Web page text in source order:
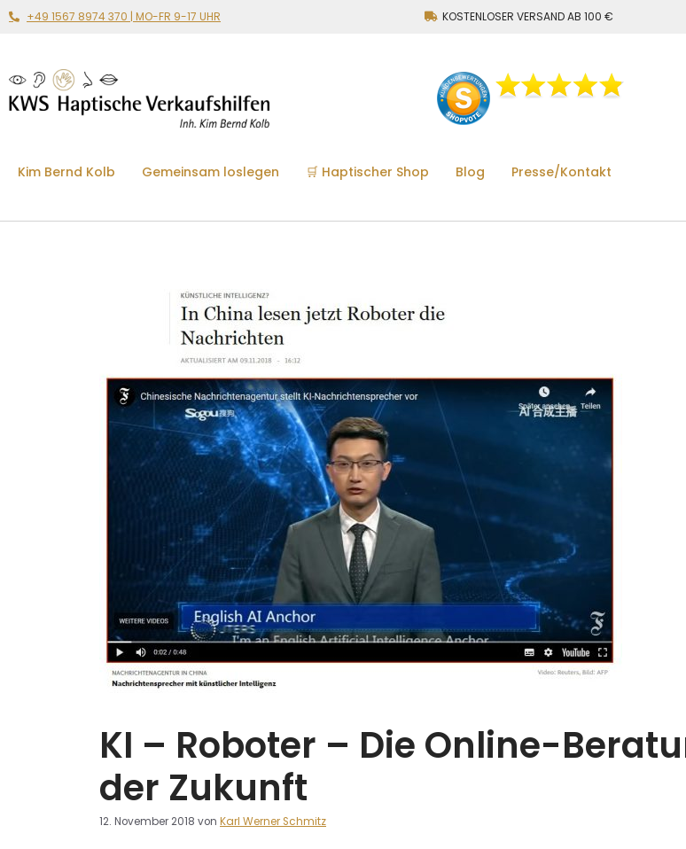
+49 1567 8974 370 | MO-FR 9-17 UHR KOSTENLOSER VERSAND AB 100 €
Kim Bernd Kolb Gemeinsam loslegen 🛒 Haptischer Shop Blog Presse/Kontakt
KI – Roboter – Die Online-
der Zukunft
12. November 2018 von Karl Werner Schmitz